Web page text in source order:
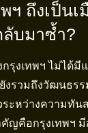
ฯ ถึงเป็น
ลับมาซ้ำ?
รุงเทพฯ ไม่ได้มี
งรวมถึงวัฒนธร
ะหว่างความทัน
คัญคือกรุงเทพฯ